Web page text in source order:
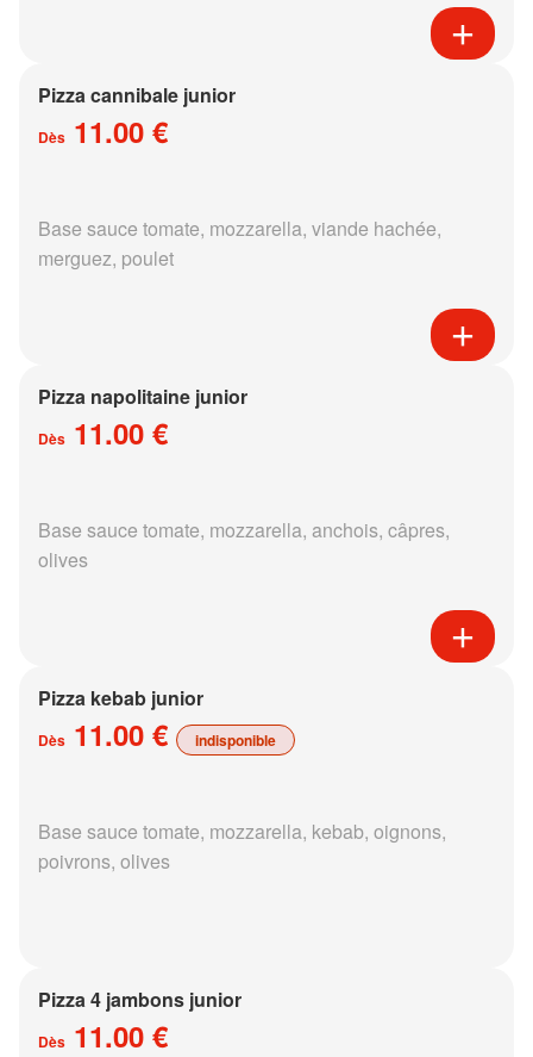
Pizza cannibale junior
Dès 11.00 €
Base sauce tomate, mozzarella, viande hachée,
merguez, poulet
Pizza napolitaine junior
Dès 11.00 €
Base sauce tomate, mozzarella, anchois, câpres,
olives
Pizza kebab junior
Dès 11.00 € indisponible
Base sauce tomate, mozzarella, kebab, oignons,
poivrons, olives
Pizza 4 jambons junior
Dès 11.00 €